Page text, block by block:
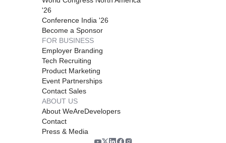
'26
Conference India '26
Become a Sponsor
FOR BUSINESS
Employer Branding
Tech Recruiting
Product Marketing
Event Partnerships
Contact Sales
ABOUT US
About WeAreDevelopers
Contact
Press & Media